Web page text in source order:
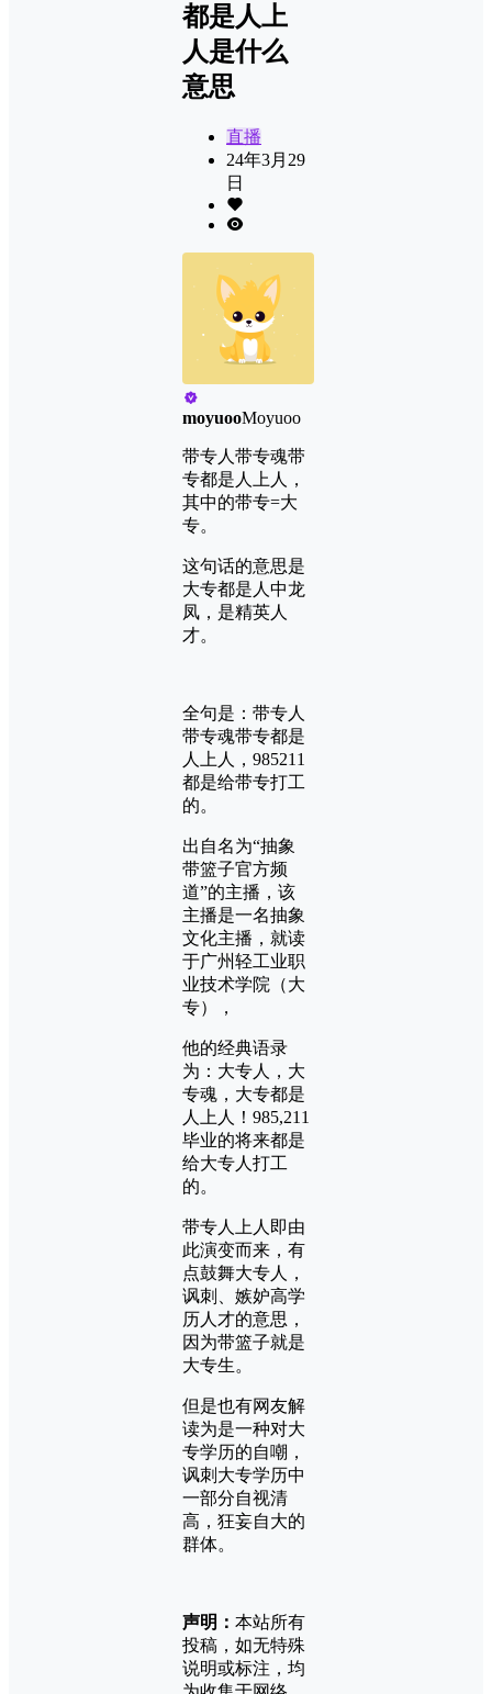
都是人上
人是什么
意思
直播
24年3月29
日
moyuooMoyuoo
带专人带专魂带
专都是人上人，
其中的带专=大
专。
这句话的意思是
大专都是人中龙
凤，是精英人
才。
全句是：带专人
带专魂带专都是
人上人，985211
都是给带专打工
的。
出自名为“抽象
带篮子官方频
道”的主播，该
主播是一名抽象
文化主播，就读
于广州轻工业职
业技术学院（大
专），
他的经典语录
为：大专人，大
专魂，大专都是
人上人！985,211
毕业的将来都是
给大专人打工
的。
带专人上人即由
此演变而来，有
点鼓舞大专人，
讽刺、嫉妒高学
历人才的意思，
因为带篮子就是
大专生。
但是也有网友解
读为是一种对大
专学历的自嘲，
讽刺大专学历中
一部分自视清
高，狂妄自大的
群体。
声明： 本站所有
投稿，如无特殊
说明或标注，均